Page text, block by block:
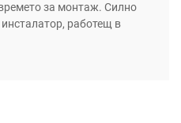
за монтаж. Силно
работещ в